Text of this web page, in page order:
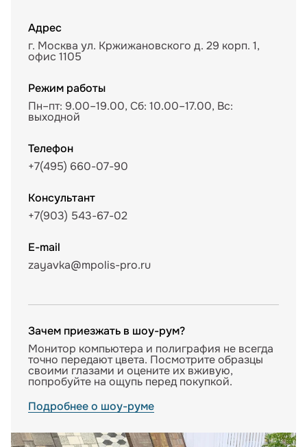
Адрес
г. Москва ул. Кржижановского д. 29 корп. 1,
офис 1105
Режим работы
Пн–пт: 9.00–19.00, Сб: 10.00–17.00, Вс:
выходной
Телефон
+7(495) 660-07-90
Консультант
+7(903) 543-67-02
E-mail
zayavka@mpolis-pro.ru
Зачем приезжать в шоу-рум?
Монитор компьютера и полиграфия не всегда
точно передают цвета. Посмотрите образцы
своими глазами и оцените их вживую,
попробуйте на ощупь перед покупкой.
Подробнее о шоу-руме